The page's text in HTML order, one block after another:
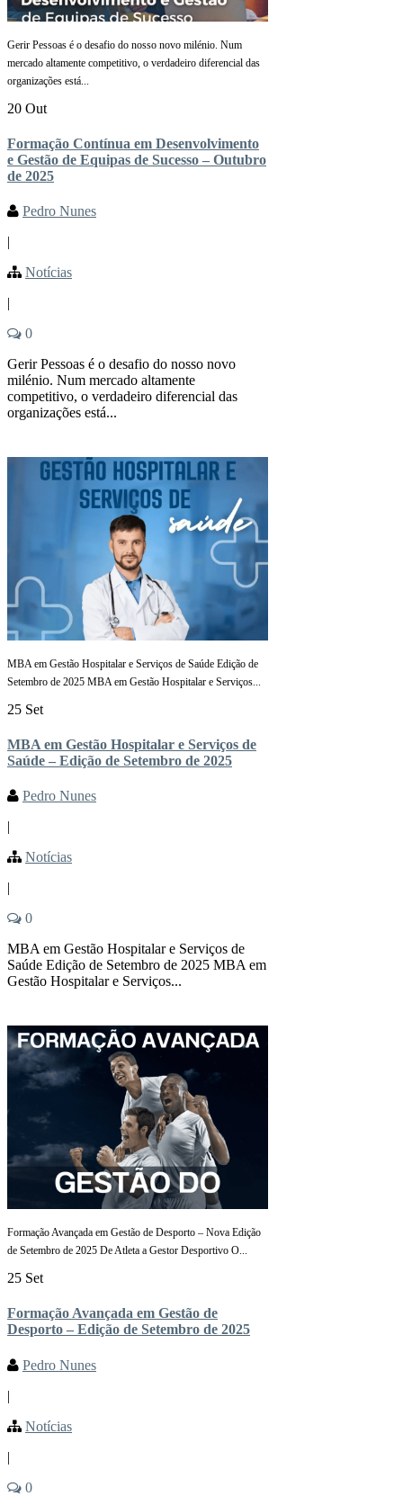
Gerir Pessoas é o desafio do nosso novo milénio. Num
mercado altamente competitivo, o verdadeiro diferencial das
organizações está...
20 Out
Formação Contínua em Desenvolvimento
e Gestão de Equipas de Sucesso – Outubro
de 2025
Pedro Nunes
|
Notícias
|
0
Gerir Pessoas é o desafio do nosso novo
milénio. Num mercado altamente
competitivo, o verdadeiro diferencial das
organizações está...
MBA em Gestão Hospitalar e Serviços de Saúde Edição de
Setembro de 2025 MBA em Gestão Hospitalar e Serviços...
25 Set
MBA em Gestão Hospitalar e Serviços de
Saúde – Edição de Setembro de 2025
Pedro Nunes
|
Notícias
|
0
MBA em Gestão Hospitalar e Serviços de
Saúde Edição de Setembro de 2025 MBA em
Gestão Hospitalar e Serviços...
Formação Avançada em Gestão de Desporto – Nova Edição
de Setembro de 2025 De Atleta a Gestor Desportivo O...
25 Set
Formação Avançada em Gestão de
Desporto – Edição de Setembro de 2025
Pedro Nunes
|
Notícias
|
0